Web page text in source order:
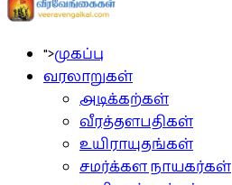
">முகப்பு
வரலாறுகள்
அடிக்கற்கள்
வீரத்தளபதிகள்
உயிராயுதங்கள்
சமர்க்கள நாயகர்கள்